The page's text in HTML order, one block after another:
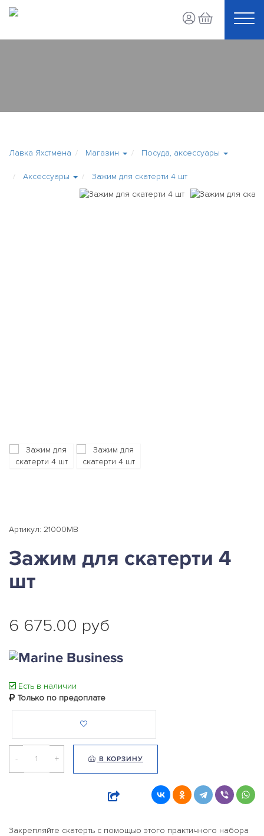
Лавка Яхстмена Магазин Посуда, аксессуары
Аксессуары Зажим для скатерти 4 шт
Артикул: 21000MB
Зажим для скатерти 4
шт
6 675.00 руб
Есть в наличии
Только по предоплате
- + В КОРЗИНУ
Закрепляйте скатерть с помощью этого практичного набора